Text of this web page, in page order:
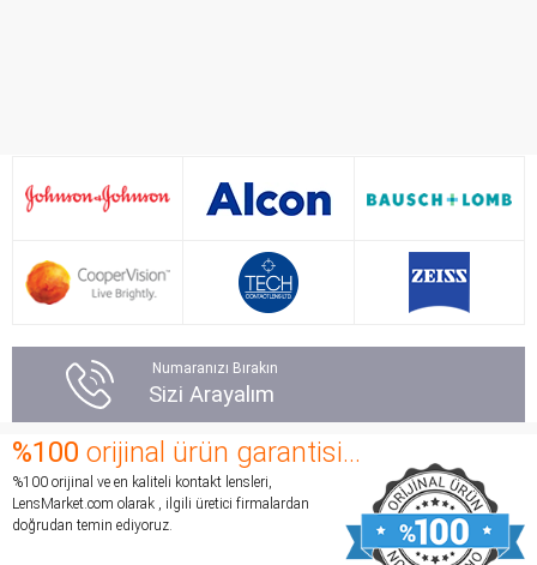
Numaranızı Bırakın
Sizi Arayalım
%100 orijinal ürün garantisi...
%100 orijinal ve en kaliteli kontakt lensleri,
LensMarket.com olarak , ilgili üretici firmalardan
doğrudan temin ediyoruz.